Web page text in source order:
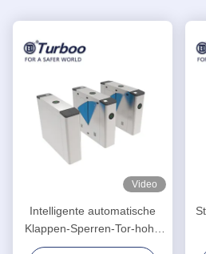
Video
Intelligente automatische
Klappen-Sperren-Tor-hohe
Geschwindigkeit mit Smart